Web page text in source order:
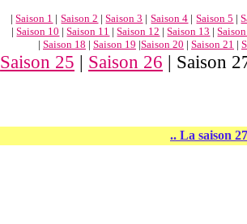
|Saison 1 | Saison 2 |Saison 3 | Saison 4 | Saison 5 |
|Saison 10 |Saison 11 |Saison 12 |Saison 13 |
| Saison 18 | Saison 19 |Saison 20 | Saison 21 |
Saison 25 | Saison 26 | Saison
.. La saison